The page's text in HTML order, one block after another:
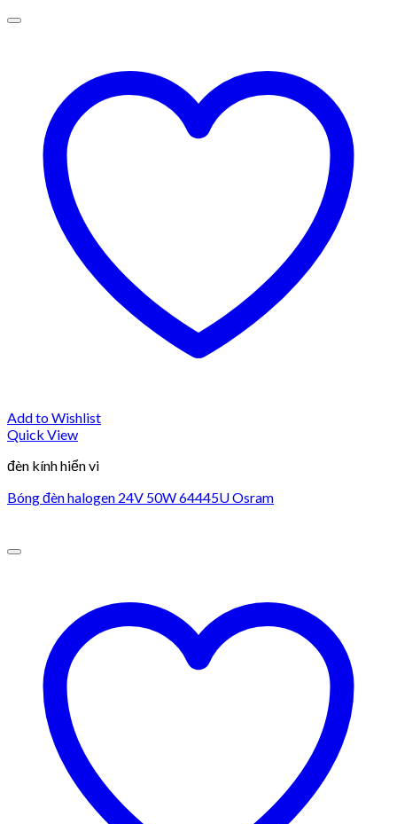
Add to Wishlist
Quick View
đèn kính hiển vi
Bóng đèn halogen 24V 50W 64445U Osram